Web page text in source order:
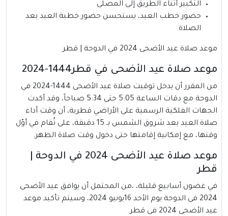
التكبير أثناء الطريق إلى المصلى
حضور خطب العيد، يستحسن حضور خطبة العيد بعد
الصلاة
موعد صلاة عيد الأضحى 2024 في الدوحة | قطر
موعد صلاة عيد الأضحى في قطر1444-2024
من المقرر أن يدخل توقيت صلاة عيد الأضحى 1444-2024 في
الدوحة مع دقات الساعة 5:05 حتى 5:34 صباحاً، وقد أكدت
الجهات الفلكية الرسمية على الأراضي قطرية، أن وقت أداء
صلاة العيد بعد شروق الشمس بـ 15 دقيقة، على تُقام في أوّل
وقتها، مع إمكانية إقامتها حتى دخول وقت صلاة الظهر.
موعد صلاة عيد الأضحى 2024 في الدوحة |
قطر
في غضون أسابيع قليلة، ،من المحتمل أن يوافق عيد الأضحى
2024 فى الدوحة يوم الأحد 16يونيو 2024، وسيتم تأكيد موعد
عيد الأضحى 2024 فى قطر.